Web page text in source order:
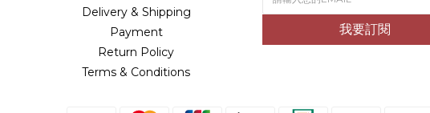
Delivery & Shipping
Payment
Return Policy
Terms & Conditions
我要訂閱